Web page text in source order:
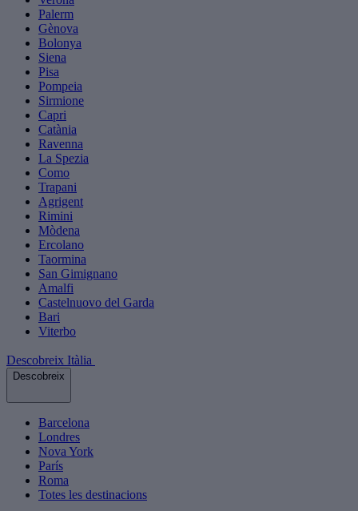
Palerm
Gènova
Bolonya
Siena
Pisa
Pompeia
Sirmione
Capri
Catània
Ravenna
La Spezia
Como
Trapani
Agrigent
Rimini
Mòdena
Ercolano
Taormina
San Gimignano
Amalfi
Castelnuovo del Garda
Bari
Viterbo
Descobreix Itàlia
Descobreix
Barcelona
Londres
Nova York
París
Roma
Totes les destinacions